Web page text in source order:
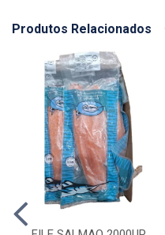
Produtos Relacionados